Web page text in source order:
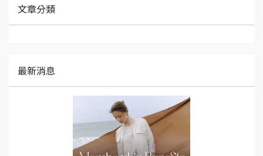
文章分類
最新消息